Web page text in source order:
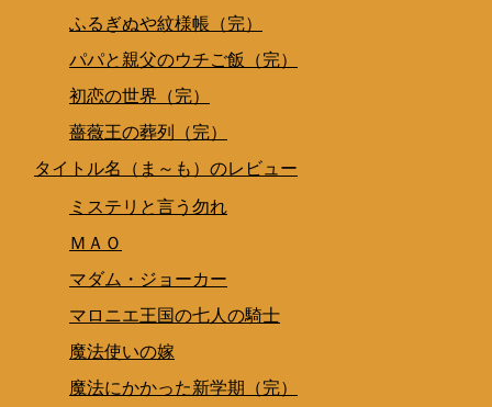
ふるぎぬや紋様帳（完）
パパと親父のウチご飯（完）
初恋の世界（完）
薔薇王の葬列（完）
タイトル名（ま～も）のレビュー
ミステリと言う勿れ
ＭＡＯ
マダム・ジョーカー
マロニエ王国の七人の騎士
魔法使いの嫁
魔法にかかった新学期（完）